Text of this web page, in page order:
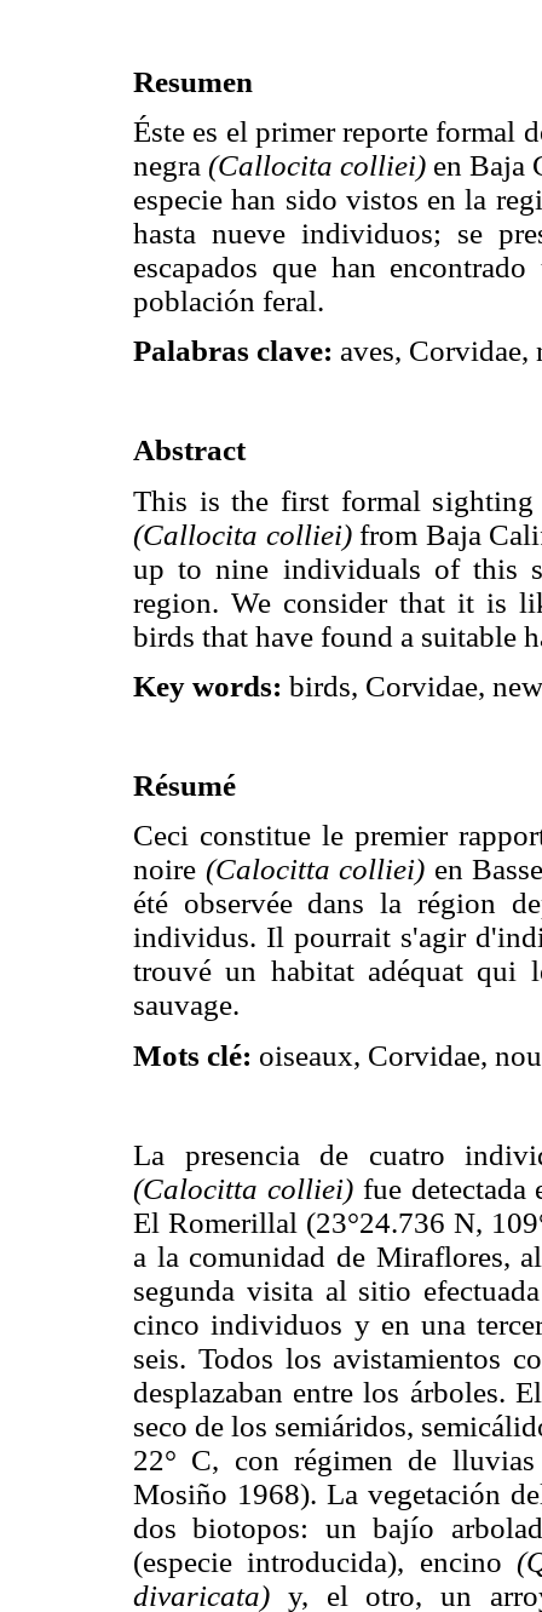
Resumen
Éste es el primer reporte formal
negra (Callocita colliei) en Baja
especie han sido vistos en la
hasta nueve individuos; se
escapados que han
población feral.
Palabras clave: aves, Corvidae,
Abstract
This is the first formal sighting
(Callocita colliei)from Baja
up to nine individuals of this
region. We consider that it is
birds that have found a suitable
Key words: birds, Corvidae,
Résumé
Ceci constitue le premier
noire (Calocitta colliei) en
été observée dans la région
individus. Il pourrait s'agir
trouvé un habitat adéquat qui
sauvage.
Mots clé: oiseaux, Corvidae,
La presencia de cuatro
(Calocitta colliei)fue detectada
El Romerillal (23°24.736 N,
a la comunidad de Miraflores,
segunda visita al sitio
cinco individuos y en una
seis. Todos los avistamientos
desplazaban entre los árboles.
seco de los semiáridos,
22° C, con régimen de
Mosiño 1968). La vegetación
dos biotopos: un bajío
(especie introducida), encino
divaricata) y, el otro, un